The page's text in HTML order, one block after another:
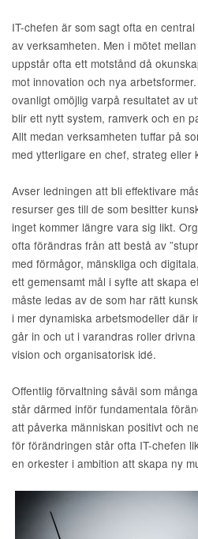
IT-chefen är som sagt ofta en
av verksamheten. Men i mötet
uppstår ofta ett motstånd då
mot innovation och nya
ovanligt omöjlig varpå resultatet av
blir ett nytt system, ramverk och en
Allt medan verksamheten tuffar på
med ytterligare en chef, strateg eller
Avser ledningen att bli effektivare
resurser ges till de som besitter
inget kommer längre vara sig likt.
ofta förändras från att bestå av
med förmågor, mänskliga och
ett gemensamt mål i syfte att skapa
måste ledas av de som har rätt
i mer dynamiska arbetsmodeller där
går in och ut i varandras roller
vision och organisatorisk idé.
Offentlig förvaltning såväl som
står därmed inför fundamentala
att påverka människan positivt och
för förändringen står ofta IT-chefen
en orkester i ambition att skapa ny